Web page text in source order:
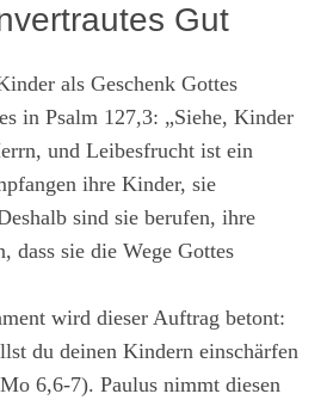
Gut
als Geschenk Gottes
in Psalm 127,3: „Siehe, Kinder
und Leibesfrucht ist ein
ihre Kinder, sie
sind sie berufen, ihre
dass sie die Wege Gottes
wird dieser Auftrag betont:
du deinen Kindern einschärfen
6,6-7). Paulus nimmt diesen